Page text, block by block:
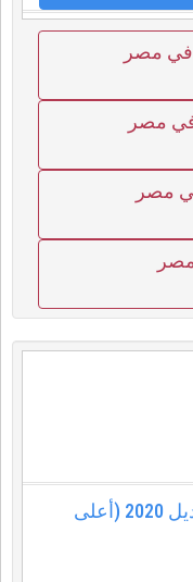
في مصر
في مصر
فرصة حقيقية! شيري اريزو 5 موديل 2020 (أعلى